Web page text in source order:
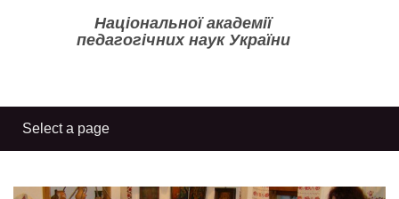
Національної академії
педагогічних наук України